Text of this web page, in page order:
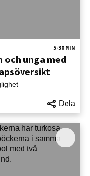
5-30 MIN
unga med
Dela